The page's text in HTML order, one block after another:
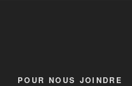
POUR NOUS JOINDRE